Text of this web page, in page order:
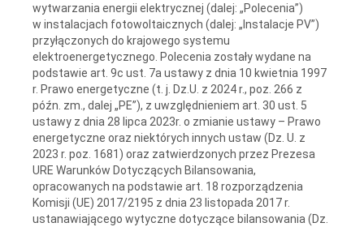
wytwarzania energii elektrycznej (dalej: „Polecenia”)
w instalacjach fotowoltaicznych (dalej: „Instalacje PV”)
przyłączonych do krajowego systemu
elektroenergetycznego. Polecenia zostały wydane na
podstawie art. 9c ust. 7a ustawy z dnia 10 kwietnia 1997
r. Prawo energetyczne (t. j. Dz.U. z 2024 r., poz. 266 z
późn. zm., dalej „PE”), z uwzględnieniem art. 30 ust. 5
ustawy z dnia 28 lipca 2023r. o zmianie ustawy – Prawo
energetyczne oraz niektórych innych ustaw (Dz. U. z
2023 r. poz. 1681) oraz zatwierdzonych przez Prezesa
URE Warunków Dotyczących Bilansowania,
opracowanych na podstawie art. 18 rozporządzenia
Komisji (UE) 2017/2195 z dnia 23 listopada 2017 r.
ustanawiającego wytyczne dotyczące bilansowania (Dz.